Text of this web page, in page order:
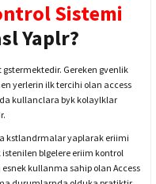
Sistemi
Yaplr?
Gereken gvenlik
yerlerin ilk tercihi olan access
kullanclara byk kolaylklar
kstlandrmalar yaplarak eriimi
blgelere eriim kontrol
kullanma sahip olan Access